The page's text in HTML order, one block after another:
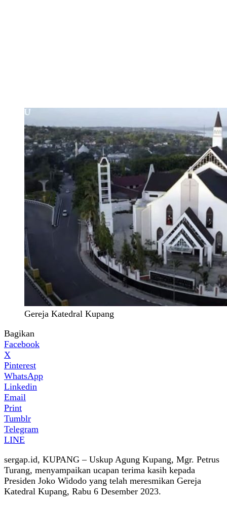
Gereja Katedral Kupang
Bagikan
Facebook
X
Pinterest
WhatsApp
Linkedin
Email
Print
Tumblr
Telegram
LINE
sergap.id, KUPANG – Uskup Agung Kupang, Mgr. Petrus
Turang, menyampaikan ucapan terima kasih kepada
Presiden Joko Widodo yang telah meresmikan Gereja
Katedral Kupang, Rabu 6 Desember 2023.